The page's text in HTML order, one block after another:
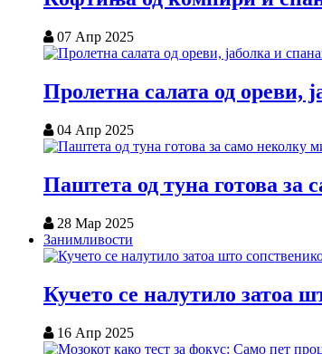
07 Апр 2025
Пролетна салата од ореви,
04 Апр 2025
Паштета од туна готова за
28 Мар 2025
Занимливости
Кучето се налутило затоа
16 Апр 2025